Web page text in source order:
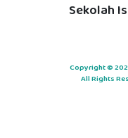
Sekolah
Copyright ©
All Rights